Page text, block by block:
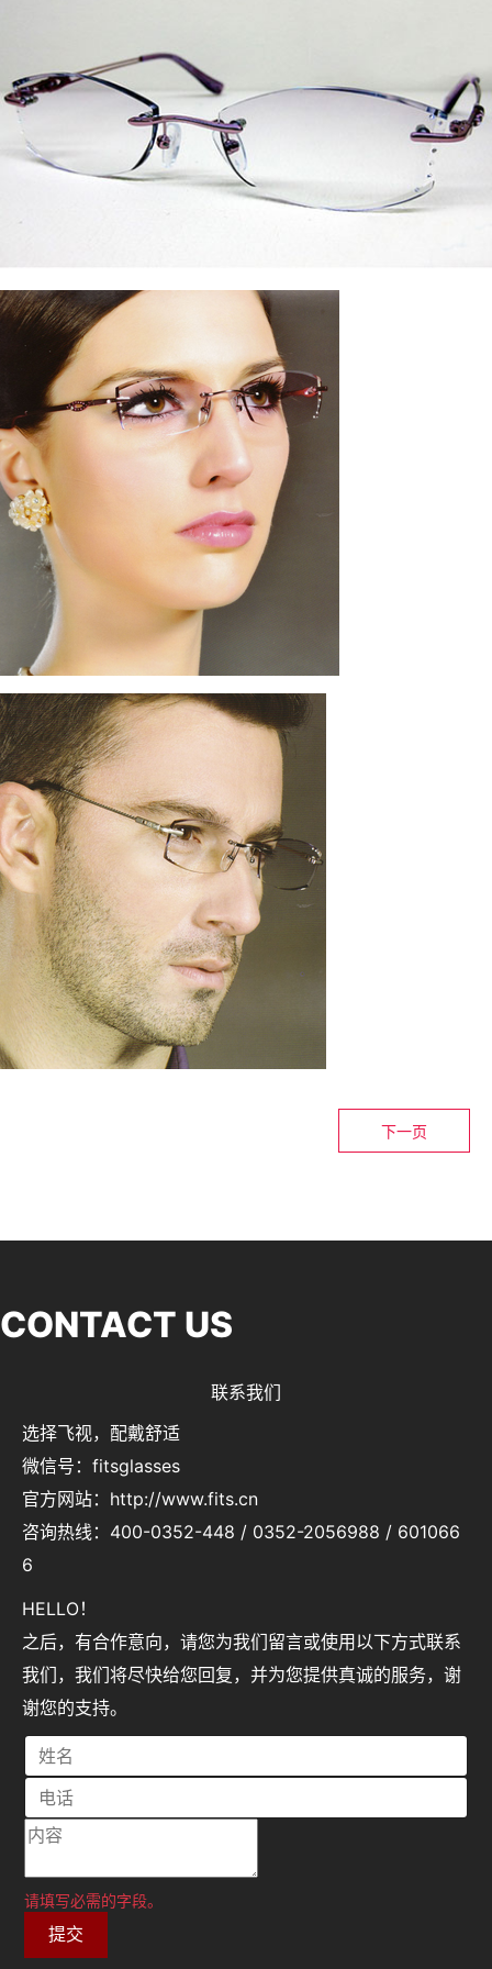
下一页
CONTACT US
联系我们
选择飞视，配戴舒适
微信号：fitsglasses
官方网站：http://www.fits.cn
咨询热线：400-0352-448 / 0352-2056988 / 601066
6
HELLO！
之后，有合作意向，请您为我们留言或使用以下方式联系
我们，我们将尽快给您回复，并为您提供真诚的服务，谢
谢您的支持。
请填写必需的字段。
提交